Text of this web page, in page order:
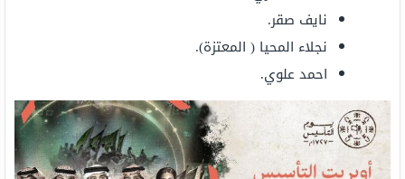
نايف صقر.
نجلاء المحيا ( المعتزة).
احمد علوي.